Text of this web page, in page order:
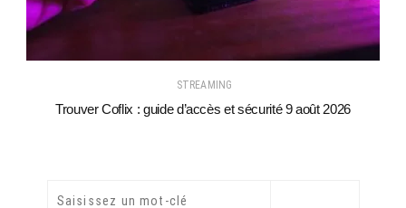
STREAMING
Trouver Coflix : guide d’accès et sécurité 9 août 2026